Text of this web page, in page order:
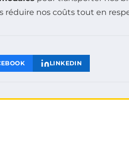
réduire nos coûts tout en
LINKEDIN